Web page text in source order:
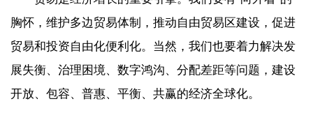
胸怀，维护多边贸易体制，推动自由贸易区建设，促进
贸易和投资自由化便利化。当然，我们也要着力解决发
展失衡、治理困境、数字鸿沟、分配差距等问题，建设
开放、包容、普惠、平衡、共赢的经济全球化。